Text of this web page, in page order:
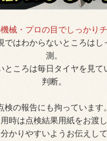
械・プロの目でしっかり
ではわからないところは
測。
ところは毎日タイヤを見て
判断。
検の報告にも拘っています。
時は点検結果用紙をお渡
かりやすいようお伝えして